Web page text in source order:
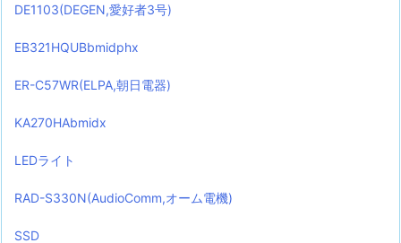
DE1103(DEGEN,愛好者3号)
EB321HQUBbmidphx
ER-C57WR(ELPA,朝日電器)
KA270HAbmidx
LEDライト
RAD-S330N(AudioComm,オーム電機)
SSD